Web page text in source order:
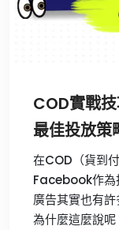
COD實戰
最佳投放策
在COD（貨到
Facebook作為
廣告其實也有
為什麼這麼說